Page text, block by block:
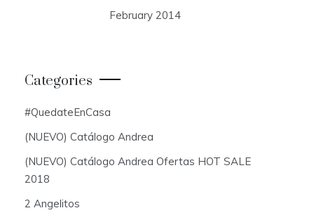
February 2014
Categories
#QuedateEnCasa
(NUEVO) Catálogo Andrea
(NUEVO) Catálogo Andrea Ofertas HOT SALE
2018
2 Angelitos